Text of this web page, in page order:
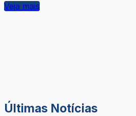
Veja mais
Últimas Notícias